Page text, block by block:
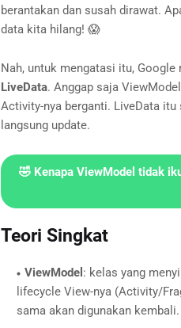
berantakan dan susah dirawat.
data kita hilang! 😱
Nah, untuk mengatasi itu,
LiveData. Anggap saja
Activity-nya berganti. LiveData
langsung update.
🤣 Kenapa ViewModel tidak
Teori Singkat
ViewModel : kelas yang
lifecycle View-nya (Activity/
sama akan digunakan